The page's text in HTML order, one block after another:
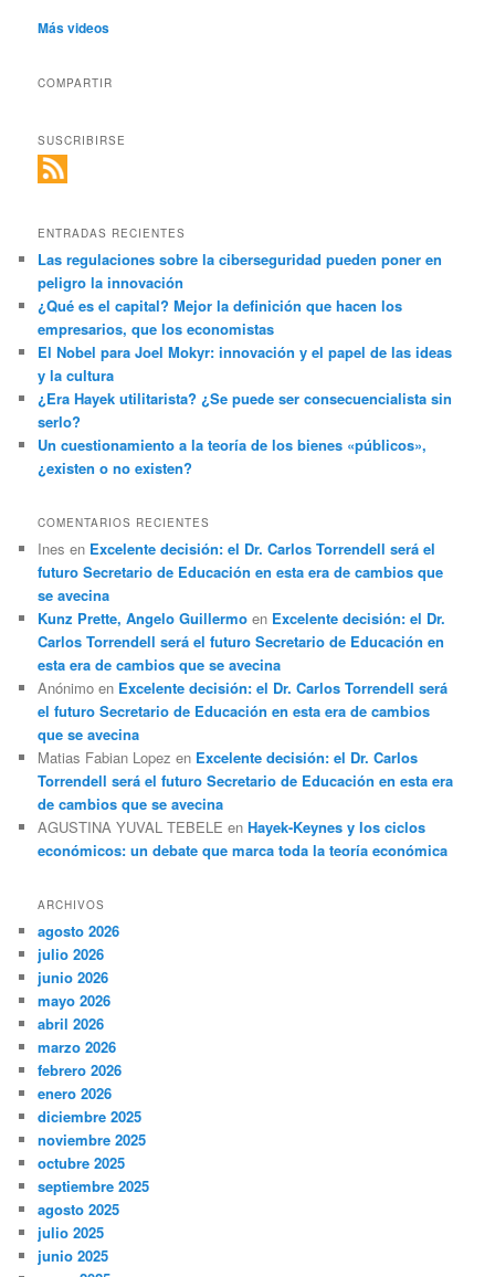
Más videos
COMPARTIR
SUSCRIBIRSE
ENTRADAS RECIENTES
Las regulaciones sobre la ciberseguridad pueden poner en
peligro la innovación
¿Qué es el capital? Mejor la definición que hacen los
empresarios, que los economistas
El Nobel para Joel Mokyr: innovación y el papel de las ideas
y la cultura
¿Era Hayek utilitarista? ¿Se puede ser consecuencialista sin
serlo?
Un cuestionamiento a la teoría de los bienes «públicos»,
¿existen o no existen?
COMENTARIOS RECIENTES
Ines en Excelente decisión: el Dr. Carlos Torrendell será el
futuro Secretario de Educación en esta era de cambios que
se avecina
Kunz Prette, Angelo Guillermo en Excelente decisión: el Dr.
Carlos Torrendell será el futuro Secretario de Educación en
esta era de cambios que se avecina
Anónimo en Excelente decisión: el Dr. Carlos Torrendell será
el futuro Secretario de Educación en esta era de cambios
que se avecina
Matias Fabian Lopez en Excelente decisión: el Dr. Carlos
Torrendell será el futuro Secretario de Educación en esta era
de cambios que se avecina
AGUSTINA YUVAL TEBELE enHayek-Keynes y los ciclos
económicos: un debate que marca toda la teoría económica
ARCHIVOS
agosto 2026
julio 2026
junio 2026
mayo 2026
abril 2026
marzo 2026
febrero 2026
enero 2026
diciembre 2025
noviembre 2025
octubre 2025
septiembre 2025
agosto 2025
julio 2025
junio 2025